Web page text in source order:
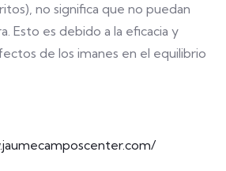
no significa que no puedan
Esto es debido a la eficacia y
de los imanes en el equilibrio